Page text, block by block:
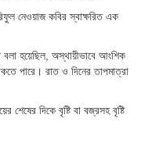
নেওয়াজ কবির স্বাক্ষরিত এক
বলা হয়েছিল, অস্থায়ীভাবে আংশিক
পারে। রাত ও দিনের তাপমাত্রা
শেষের দিকে বৃষ্টি বা বজ্রসহ বৃষ্টি